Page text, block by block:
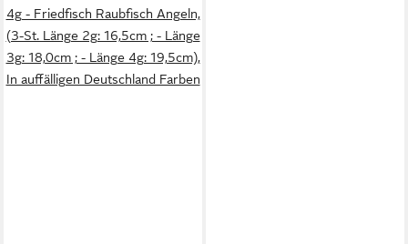
4g - Friedfisch Raubfisch Angeln,
(3-St. Länge 2g: 16,5cm ; - Länge
3g: 18,0cm ; - Länge 4g: 19,5cm),
In auffälligen Deutschland Farben